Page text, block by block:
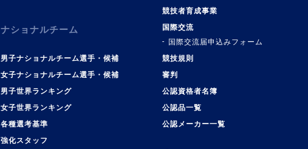
ナショナルチーム
男子ナショナルチーム選手・候補
女子ナショナルチーム選手・候補
男子世界ランキング
女子世界ランキング
各種選考基準
強化スタッフ
競技者育成事業
国際交流
国際交流届申込みフォーム
競技規則
審判
公認資格者名簿
公認品一覧
公認メーカー一覧